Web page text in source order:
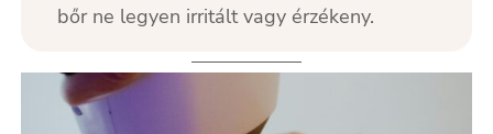
bőr ne legyen irritált vagy érzékeny.